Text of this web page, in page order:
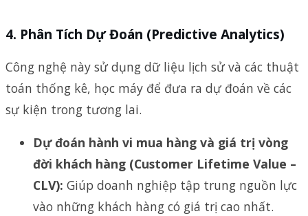
4. Phân Tích Dự Đoán (Predictive Analytics)
Công nghệ này sử dụng dữ liệu lịch sử và các thuật
toán thống kê, học máy để đưa ra dự đoán về các
sự kiện trong tương lai.
Dự đoán hành vi mua hàng và giá trị vòng
đời khách hàng (Customer Lifetime Value –
CLV): Giúp doanh nghiệp tập trung nguồn lực
vào những khách hàng có giá trị cao nhất.